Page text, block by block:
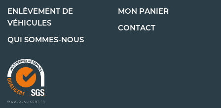
ENLÈVEMENT DE
VÉHICULES
QUI SOMMES-NOUS
MON PANIER
CONTACT